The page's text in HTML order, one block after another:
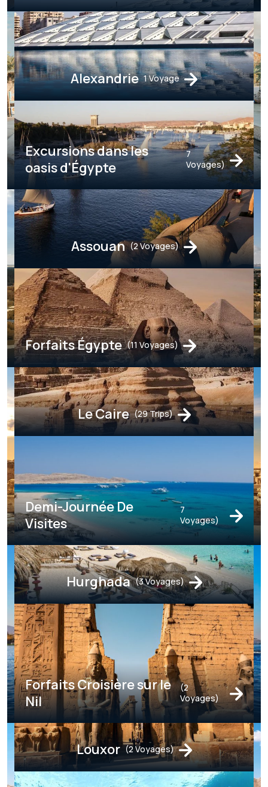
Excursions dans les
oasis d'Égypte
7
Voyages)
Forfaits Égypte (11 Voyages)
Demi-Journée De
Visites
7
Voyages)
Forfaits Croisière sur le
Nil
(2
Voyages)
Alexandrie 1 Voyage
Assouan (2 Voyages)
Le Caire (29 Trips)
Hurghada (3 Voyages)
Louxor (2 Voyages)